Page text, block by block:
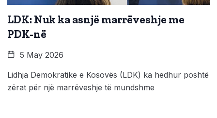
LDK: Nuk ka asnjë marrëveshje me
PDK-në
5 May 2026
Lidhja Demokratike e Kosovës (LDK) ka hedhur poshtë
zërat për një marrëveshje të mundshme